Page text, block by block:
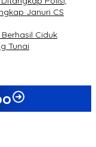
Januri CS
Ciduk
Tunai